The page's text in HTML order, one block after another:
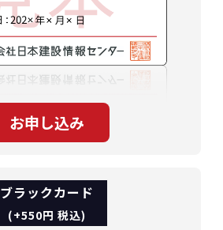
ブラックカード
(+550円 税込)